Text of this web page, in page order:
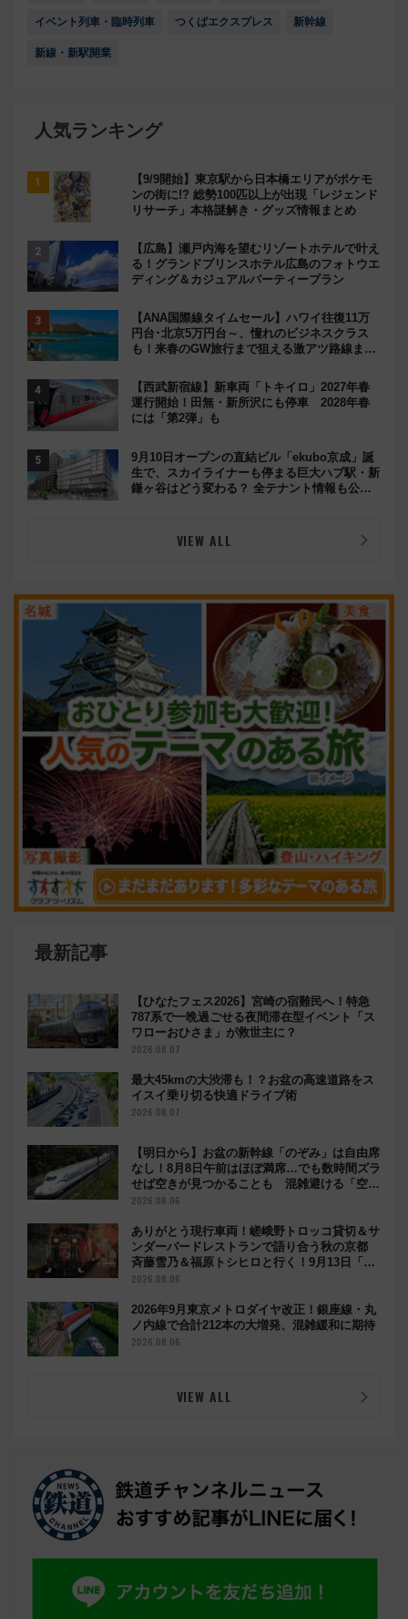
イベント列車・臨時列車 つくばエクスプレス 新幹線
新線・新駅開業
人気ランキング
【9/9開始】東京駅から日本橋エリアがポケモ
ンの街に!? 総勢100匹以上が出現「レジェンド
リサーチ」本格謎解き・グッズ情報まとめ
【広島】瀬戸内海を望むリゾートホテルで叶え
る！グランドプリンスホテル広島のフォトウエ
ディング＆カジュアルパーティープラン
【ANA国際線タイムセール】ハワイ往復11万
円台･北京5万円台～、憧れのビジネスクラス
も！来春のGW旅行まで狙える激アツ路線まと
【西武新宿線】新車両「トキイロ」2027年春
運行開始！田無・新所沢にも停車 2028年春
には「第2弾」も
9月10日オープンの直結ビル「ekubo京成」誕
生で、スカイライナーも停まる巨大ハブ駅・新
鎌ヶ谷はどう変わる？ 全テナント情報も公
VIEW ALL
最新記事
【ひなたフェス2026】宮崎の宿難民へ！特急
787系で一晩過ごせる夜間滞在型イベント「ス
ワローおひさま」が救世主に？
2026.08.07
最大45kmの大渋滞も！？お盆の高速道路をス
イスイ乗り切る快適ドライブ術
2026.08.07
【明日から】お盆の新幹線「のぞみ」は自由席
なし！8月8日午前はほぼ満席…でも数時間ズラ
せば空きが見つかることも 混雑避ける「空
席」探しのコツ
2026.08.06
ありがとう現行車両！嵯峨野トロッコ貸切＆サ
ンダーバードレストランで語り合う秋の京都
斉藤雪乃＆福原トシヒロと行く！9月13日「京
都の鉄道満喫ツアー」開催
2026.08.06
2026年9月東京メトロダイヤ改正！銀座線・丸
ノ内線で合計212本の大増発、混雑緩和に期待
2026.08.06
VIEW ALL